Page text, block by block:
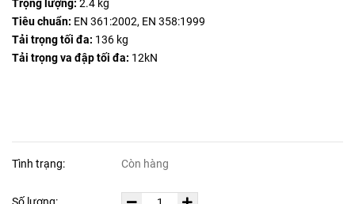
Trọng lượng: 2.4 kg
Tiêu chuẩn: EN 361:2002, EN 358:1999
Tải trọng tối đa: 136 kg
Tải trọng va đập tối đa: 12kN
Tình trạng: Còn hàng